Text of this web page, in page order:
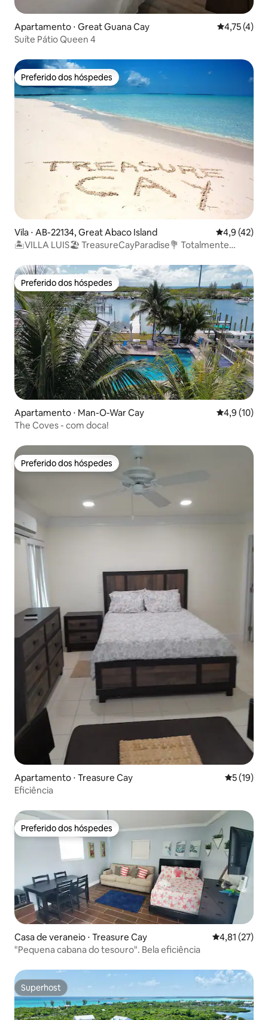
Apartamento ⋅ Great Guana Cay 4,75 de
4,75 (4)
Suíte Pátio Queen 4
Preferido dos hóspedes
Preferido dos hóspedes
Vila ⋅ AB-22134, Great Abaco Island 4,9 de uma
4,9 (42)
🏝VILLA LUIS🏖 TreasureCayParadise💐 Totalmente
Preferido dos hóspedes
Preferido dos hóspedes
Apartamento ⋅ Man-O-War Cay 4,9 de uma
4,9 (10)
The Coves - com doca!
Preferido dos hóspedes
Preferido dos hóspedes
Apartamento ⋅ Treasure Cay 5 de uma
5 (19)
Eficiência
Preferido dos hóspedes
Preferido dos hóspedes
Casa de veraneio ⋅ Treasure Cay 4,81 de uma
4,81 (27)
"Pequena cabana do tesouro". Bela eficiência
Superhost
Superhost